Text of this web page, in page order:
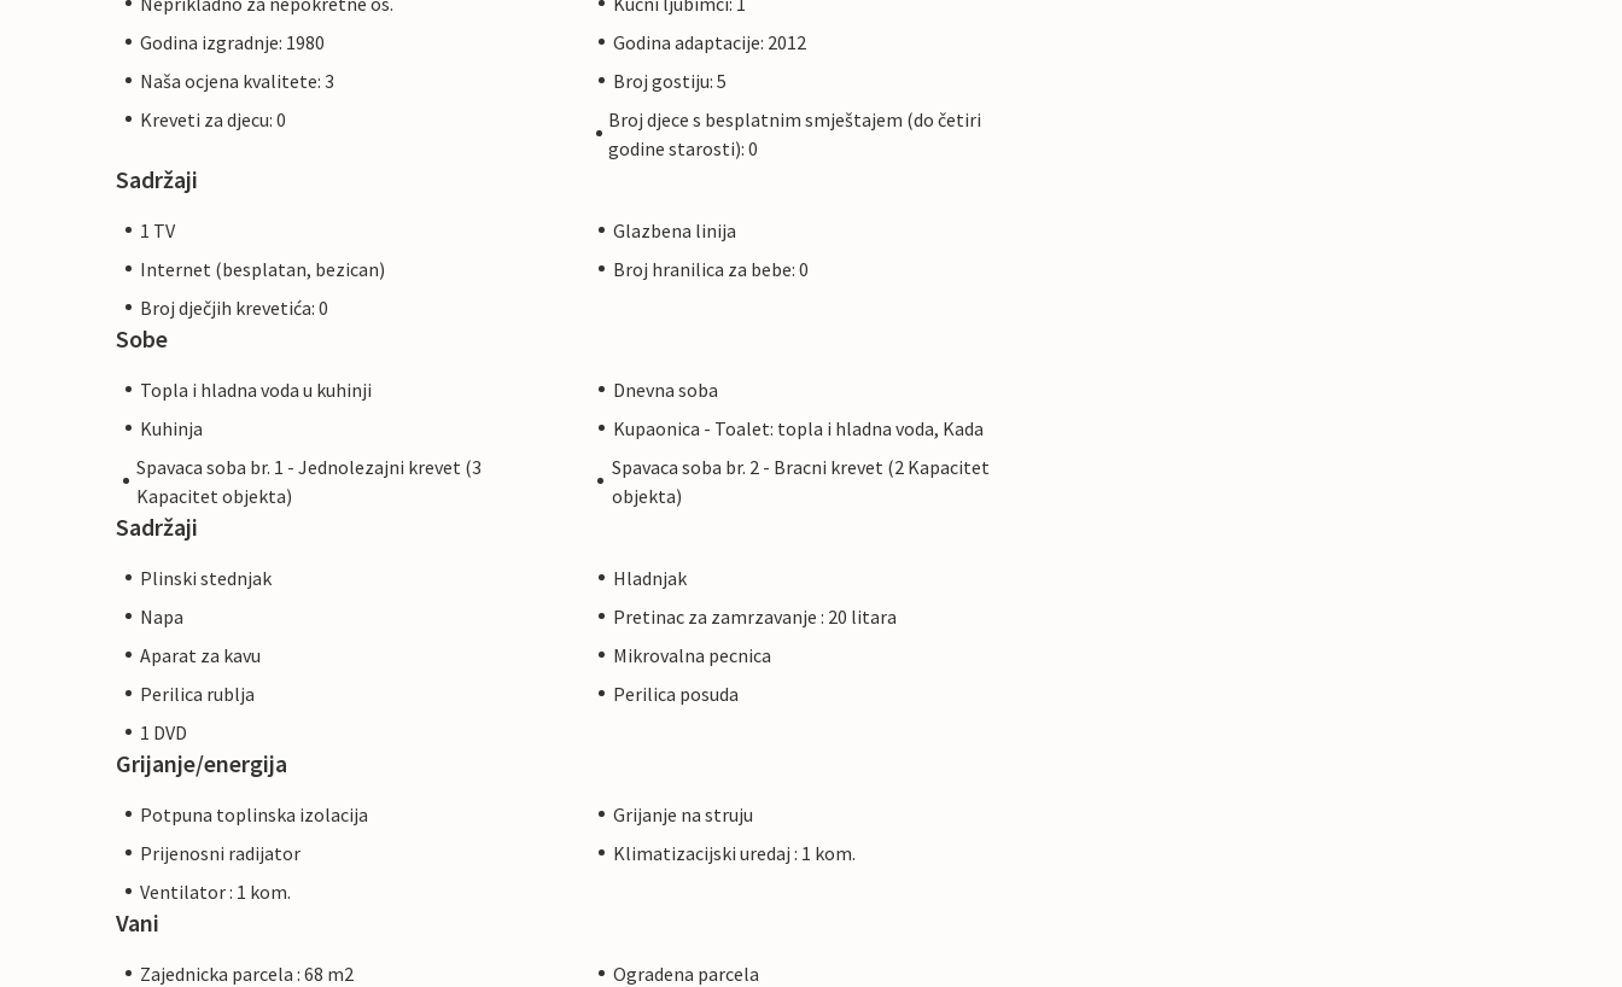
Godina izgradnje: 1980
Godina adaptacije: 2012
Naša ocjena kvalitete: 3
Broj gostiju: 5
Kreveti za djecu: 0
Broj djece s besplatnim smještajem (do četiri
godine starosti): 0
Sadržaji
1 TV
Glazbena linija
Internet (besplatan, bezican)
Broj hranilica za bebe: 0
Broj dječjih krevetića: 0
Sobe
Topla i hladna voda u kuhinji
Dnevna soba
Kuhinja
Kupaonica - Toalet: topla i hladna voda, Kada
Spavaca soba br. 1 - Jednolezajni krevet (3
Kapacitet objekta)
Spavaca soba br. 2 - Bracni krevet (2 Kapacitet
objekta)
Sadržaji
Plinski stednjak
Hladnjak
Napa
Pretinac za zamrzavanje : 20 litara
Aparat za kavu
Mikrovalna pecnica
Perilica rublja
Perilica posuda
1 DVD
Grijanje/energija
Potpuna toplinska izolacija
Grijanje na struju
Prijenosni radijator
Klimatizacijski uredaj : 1 kom.
Ventilator : 1 kom.
Vani
Zajednicka parcela : 68 m2
Ogradena parcela